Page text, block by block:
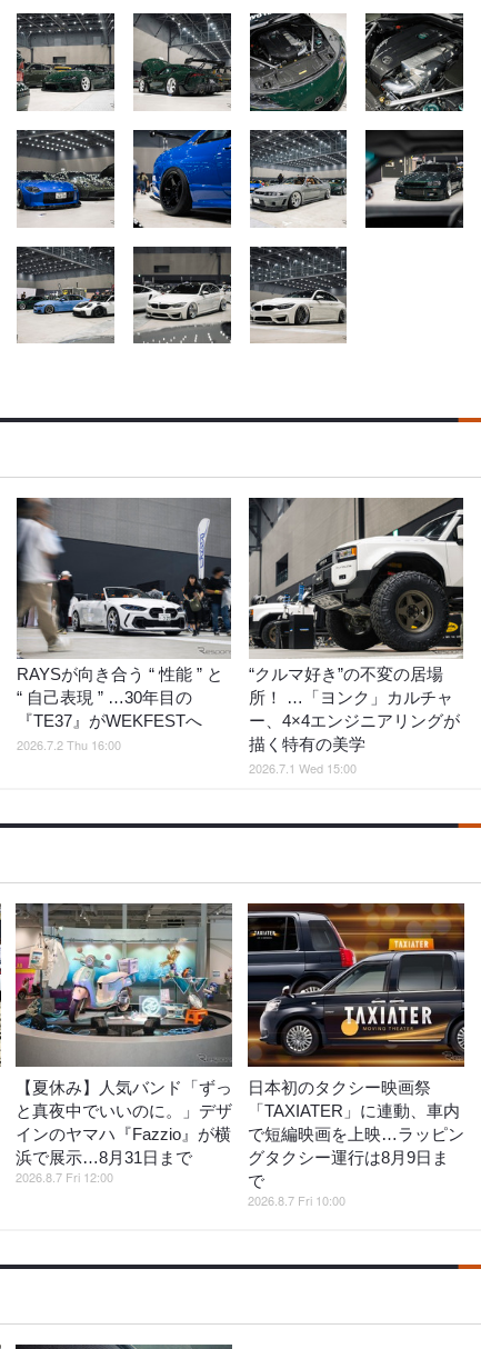
RAYSが向き合う “ 性能 ” と
“ 自己表現 ” …30年目の
『TE37』がWEKFESTへ
2026.7.2 Thu 16:00
“クルマ好き”の不変の居場
所！ …「ヨンク」カルチャ
ー、4×4エンジニアリングが
描く特有の美学
2026.7.1 Wed 15:00
【夏休み】人気バンド「ずっ
と真夜中でいいのに。」デザ
インのヤマハ『Fazzio』が横
浜で展示…8月31日まで
2026.8.7 Fri 12:00
日本初のタクシー映画祭
「TAXIATER」に連動、車内
で短編映画を上映…ラッピン
グタクシー運行は8月9日ま
で
2026.8.7 Fri 10:00